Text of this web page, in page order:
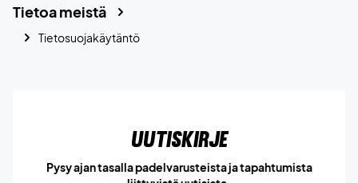
Tietoa meistä
Tietosuojakäytäntö
Uutiskirje
Pysy ajan tasalla padelvarusteista ja tapahtumista